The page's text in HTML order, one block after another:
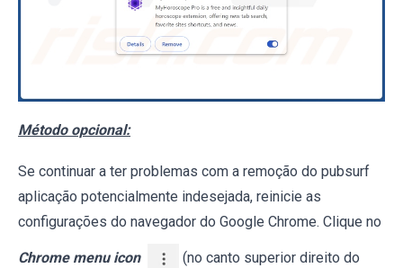
Método opcional:
Se continuar a ter problemas com a remoção do pubsurf
aplicação potencialmente indesejada, reinicie as
configurações do navegador do Google Chrome. Clique no
Chrome menu icon (no canto superior direito do